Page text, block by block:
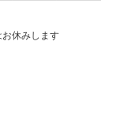
休みします